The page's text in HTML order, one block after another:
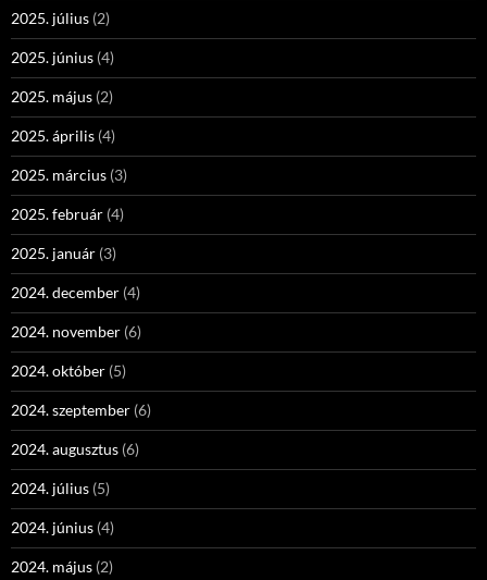
2025. július (2)
2025. június (4)
2025. május (2)
2025. április (4)
2025. március (3)
2025. február (4)
2025. január (3)
2024. december (4)
2024. november (6)
2024. október (5)
2024. szeptember (6)
2024. augusztus (6)
2024. július (5)
2024. június (4)
2024. május (2)